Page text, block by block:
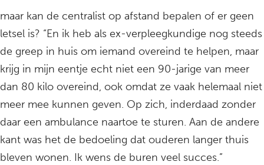
maar kan de centralist op afstand bepalen of er geen
letsel is? “En ik heb als ex-verpleegkundige nog steeds
de greep in huis om iemand overeind te helpen, maar
krijg in mijn eentje echt niet een 90-jarige van meer
dan 80 kilo overeind, ook omdat ze vaak helemaal niet
meer mee kunnen geven. Op zich, inderdaad zonder
daar een ambulance naartoe te sturen. Aan de andere
kant was het de bedoeling dat ouderen langer thuis
bleven wonen. Ik wens de buren veel succes.”